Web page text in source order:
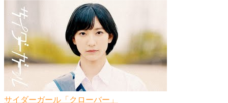
サイダーガール「クローバー」